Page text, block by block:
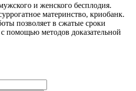
и женского бесплодия.
материнство, криобанк.
позволяет в сжатые сроки
помощью методов доказательной